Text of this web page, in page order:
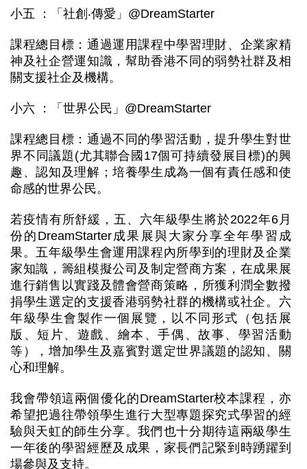
小五 ：「社創‧傳愛」@DreamStarter
課程總目標：通過運用課程中學習理財、企業家精
神及社企營運知識，幫助香港不同的弱勢社群及相
關支援社企及機構。
小六 ：「世界公民」@DreamStarter
課程總目標：通過不同的學習活動，提升學生對世
界不同議題(尤其聯合國17個可持續發展目標)的興
趣、認知及理解；培養學生成為一個有責任感和使
命感的世界公民。
若疫情有所舒緩，五、六年級學生將於2022年6月
份的DreamStarter成果展與大家分享全年學習成
果。五年級學生會運用課程內所學到的理財及企業
家知識，籌組模擬公司及制定營商方案，在成果展
進行銷售以實踐及體會營商策略，所獲利潤全數撥
捐學生選定的支援香港弱勢社群的機構或社企。六
年級學生會製作一個展覽，以不同形式（包括展
版、短片、遊戲、繪本、手偶、故事、學習活動
等），增加學生及嘉賓對選定世界議題的認知、關
心和理解。
我會帶領這兩個優化的DreamStarter校本課程，亦
希望把過往帶領學生進行大型專題探究式學習的經
驗與天虹的師生分享。我們也十分期待這兩級學生
一年後的學習經歷及成果，家長們記緊到時踴躍到
場參與及支持。